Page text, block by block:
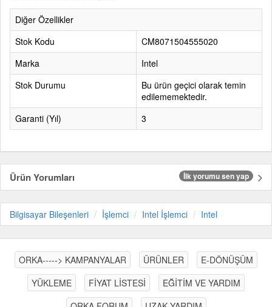
Diğer Özellikler
Stok Kodu
CM8071504555020
Marka
Intel
Stok Durumu
Bu ürün geçici olarak temin
edilememektedir.
Garanti (Yıl)
3
Ürün Yorumları İlk yorumu sen yap
Bilgisayar Bileşenleri İşlemci Intel İşlemci Intel
ORKA-----> KAMPANYALAR ÜRÜNLER
E-DÖNÜŞÜM
YÜKLEME
FİYAT LİSTESİ
EĞİTİM VE YARDIM